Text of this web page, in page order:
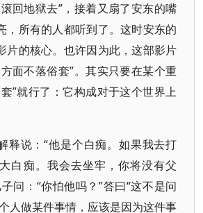
回地狱去”，接着又扇了安东的嘴
，所有的人都听到了。这时安东的
片的核心。也许因为此，这部影片
面不落俗套”。其实只要在某个重
”就行了：它构成对于这个世界上
释说：“他是个白痴。如果我去打
白痴。我会去坐牢，你将没有父
问：“你怕他吗？”答曰“这不是问
人做某件事情，应该是因为这件事